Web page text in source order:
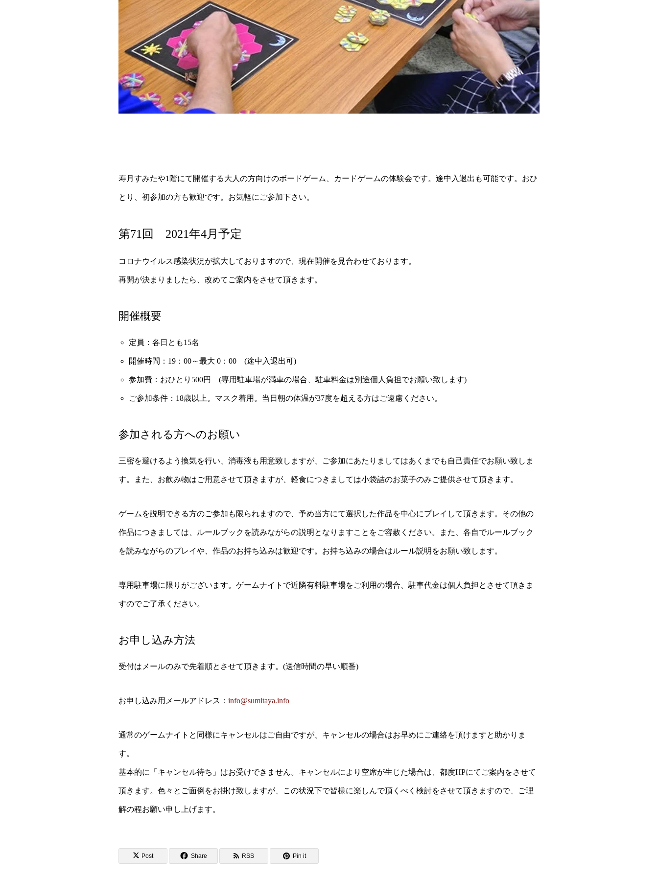
寿月すみたや1階にて開催する大人の方向けのボードゲーム、カードゲームの体験会です。途中入退出も可能です。おひ
とり、初参加の方も歓迎です。お気軽にご参加下さい。
第71回 2021年4月予定
コロナウイルス感染状況が拡大しておりますので、現在開催を見合わせております。
再開が決まりましたら、改めてご案内をさせて頂きます。
開催概要
定員：各日とも15名
開催時間：19：00～最大 0：00 (途中入退出可)
参加費：おひとり500円 (専用駐車場が満車の場合、駐車料金は別途個人負担でお願い致します)
ご参加条件：18歳以上。マスク着用。当日朝の体温が37度を超える方はご遠慮ください。
参加される方へのお願い
三密を避けるよう換気を行い、消毒液も用意致しますが、ご参加にあたりましてはあくまでも自己責任でお願い致しま
す。また、お飲み物はご用意させて頂きますが、軽食につきましては小袋詰のお菓子のみご提供させて頂きます。
ゲームを説明できる方のご参加も限られますので、予め当方にて選択した作品を中心にプレイして頂きます。その他の
作品につきましては、ルールブックを読みながらの説明となりますことをご容赦ください。また、各自でルールブック
を読みながらのプレイや、作品のお持ち込みは歓迎です。お持ち込みの場合はルール説明をお願い致します。
専用駐車場に限りがございます。ゲームナイトで近隣有料駐車場をご利用の場合、駐車代金は個人負担とさせて頂きま
すのでご了承ください。
お申し込み方法
受付はメールのみで先着順とさせて頂きます。(送信時間の早い順番)
お申し込み用メールアドレス： info@sumitaya.info
通常のゲームナイトと同様にキャンセルはご自由ですが、キャンセルの場合はお早めにご連絡を頂けますと助かりま
す。
基本的に「キャンセル待ち」はお受けできません。キャンセルにより空席が生じた場合は、都度HPにてご案内をさせて
頂きます。色々とご面倒をお掛け致しますが、この状況下で皆様に楽しんで頂くべく検討をさせて頂きますので、ご理
解の程お願い申し上げます。
Post Share RSS Pin it